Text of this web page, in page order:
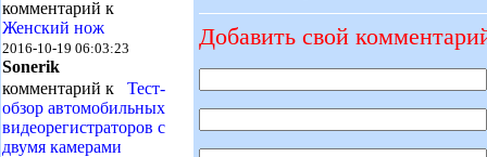
комментарий к
Женский нож
2016-10-19 06:03:23
Sonerik
комментарий к Тест-
обзор автомобильных
видеорегистраторов с
двумя камерами
Добавить свой